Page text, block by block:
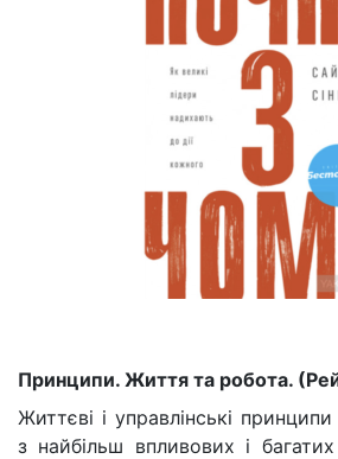
Принципи. Життя та робота.
Життєві і управлінські
з найбільш впливових і